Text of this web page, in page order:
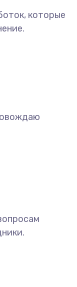
которые